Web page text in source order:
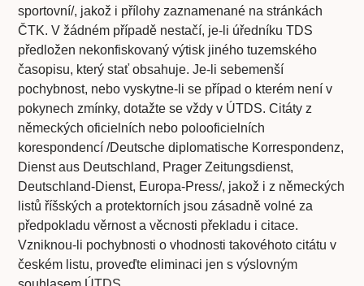
sportovní/, jakož i přílohy zaznamenané na stránkách
ČTK. V žádném případě nestačí, je-li úředníku TDS
předložen nekonfiskovaný výtisk jiného tuzemského
časopisu, který stať obsahuje. Je-li sebemenší
pochybnost, nebo vyskytne-li se případ o kterém není v
pokynech zmínky, dotažte se vždy v ÚTDS. Citáty z
německých oficielních nebo polooficielních
korespondencí /Deutsche diplomatische Korrespondenz,
Dienst aus Deutschland, Prager Zeitungsdienst,
Deutschland-Dienst, Europa-Press/, jakož i z německých
listů říšských a protektorních jsou zásadně volné za
předpokladu věrnost a věcnosti překladu i citace.
Vzniknou-li pochybnosti o vhodnosti takovéhoto citátu v
českém listu, proveďte eliminaci jen s výslovným